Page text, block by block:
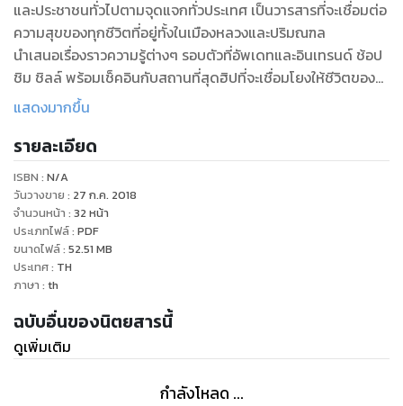
และประชาชนทั่วไปตามจุดแจกทั่วประเทศ เป็นวารสารที่จะเชื่อมต่อ
ความสุขของทุกชีวิตที่อยู่ทั้งในเมืองหลวงและปริมณฑล
นำเสนอเรื่องราวความรู้ต่างๆ รอบตัวที่อัพเดทและอินเทรนด์ ช้อป
ชิม ชิลล์ พร้อมเช็คอินกับสถานที่สุดฮิปที่จะเชื่อมโยงให้ชีวิตของ
คุณง่ายและสะดวกยิ่งขึ้นด้วยรถไฟฟ้ารฟม.
& Metro Magazine”
แสดงมากขึ้น
รายละเอียด
ISBN : N/A
วันวางขาย : 27 ก.ค. 2018
จำนวนหน้า : 32 หน้า
ประเภทไฟล์: PDF
ขนาดไฟล์: 52.51 MB
ประเทศ: TH
ภาษา : th
ฉบับอื่นของนิตยสารนี้
ดูเพิ่มเติม
กำลังโหลด ...